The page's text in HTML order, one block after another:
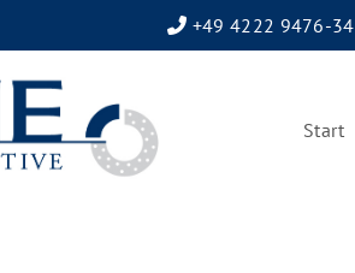
+49 4222 9476-34
Start